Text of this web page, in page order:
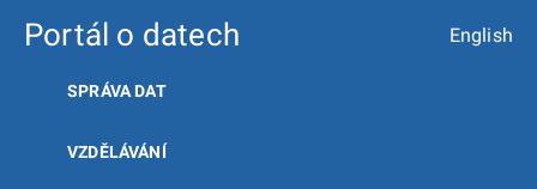
Portál o datech English
SPRÁVA DAT
VZDĚLÁVÁNÍ